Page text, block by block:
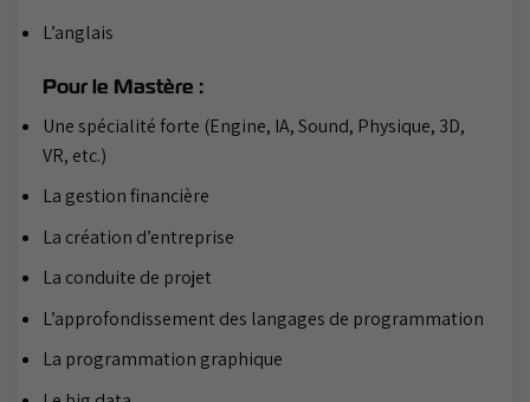
L’anglais
Pour le Mastère :
Une spécialité forte (Engine, IA, Sound, Physique, 3D,
VR, etc.)
La gestion financière
La création d’entreprise
La conduite de projet
L’approfondissement des langages de programmation
La programmation graphique